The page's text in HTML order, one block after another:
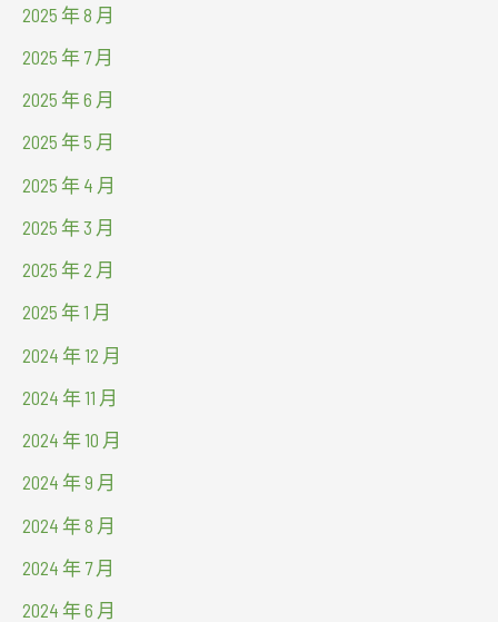
2025 年 8 月
2025 年 7 月
2025 年 6 月
2025 年 5 月
2025 年 4 月
2025 年 3 月
2025 年 2 月
2025 年 1 月
2024 年 12 月
2024 年 11 月
2024 年 10 月
2024 年 9 月
2024 年 8 月
2024 年 7 月
2024 年 6 月